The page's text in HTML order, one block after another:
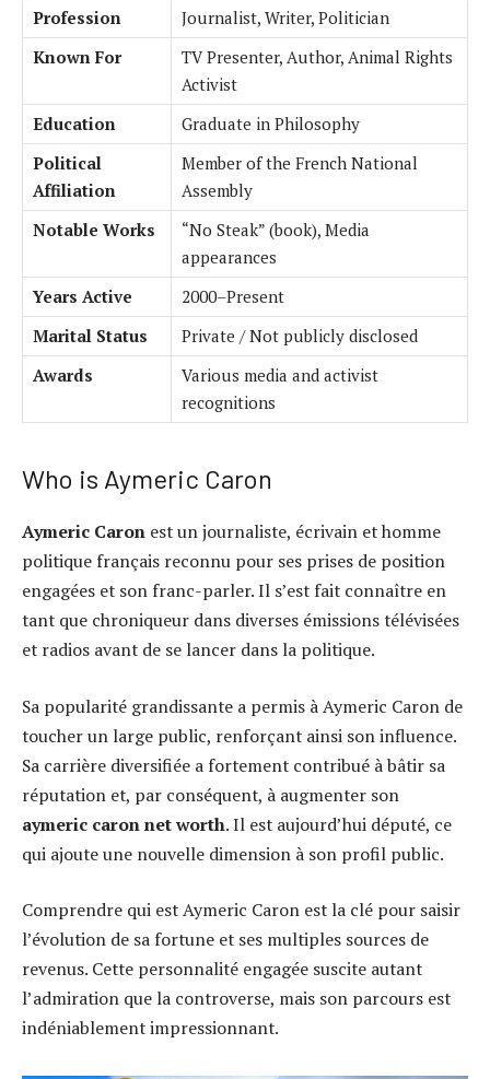
Profession
Journalist, Writer, Politician
Known For
TV Presenter, Author, Animal Rights
Activist
Education
Graduate in Philosophy
Political
Affiliation
Member of the French National
Assembly
Notable Works
“No Steak” (book), Media
appearances
Years Active
2000–Present
Marital Status
Private / Not publicly disclosed
Awards
Various media and activist
recognitions
Who is Aymeric Caron
Aymeric Caron est un journaliste, écrivain et homme
politique français reconnu pour ses prises de position
engagées et son franc-parler. Il s’est fait connaître en
tant que chroniqueur dans diverses émissions télévisées
et radios avant de se lancer dans la politique.
Sa popularité grandissante a permis à Aymeric Caron de
toucher un large public, renforçant ainsi son influence.
Sa carrière diversifiée a fortement contribué à bâtir sa
réputation et, par conséquent, à augmenter son
aymeric caron net worth. Il est aujourd’hui député, ce
qui ajoute une nouvelle dimension à son profil public.
Comprendre qui est Aymeric Caron est la clé pour saisir
l’évolution de sa fortune et ses multiples sources de
revenus. Cette personnalité engagée suscite autant
l’admiration que la controverse, mais son parcours est
indéniablement impressionnant.